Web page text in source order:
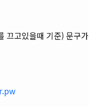
고있을때 기준) 문구